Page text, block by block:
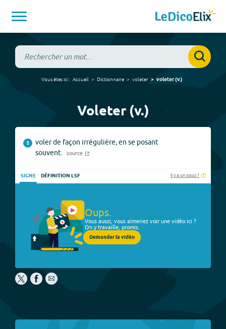
Vous êtes ici : Accueil Dictionnaire voleter voleter(v.)
Voleter (v.)
1
voler de façon irrégulière, en se posant
souvent.
source
SIGNE DÉFINITION LSF Il y a un souci ?
Oups.
Vous aussi, vous aimeriez voir une vidéo ici ?
On y travaille, promis.
Demander la vidéo